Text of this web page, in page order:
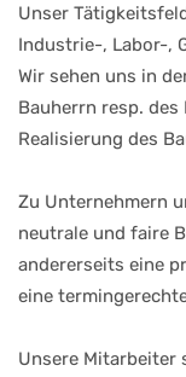
Unser
Industrie-, Labor-,
Wir sehen uns in
Bauherrn resp.
Realisierung des
Zu Unternehmern
neutrale und faire
andererseits eine
eine
Unsere Mitarbeiter